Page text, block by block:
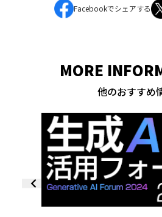
Facebookでシェアする
MORE
他のおすすめ